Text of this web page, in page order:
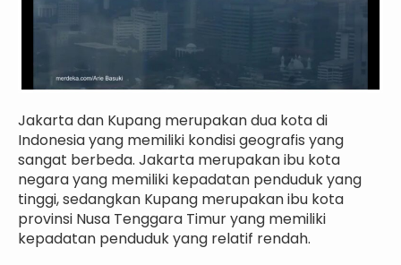
Jakarta dan Kupang merupakan dua kota di
Indonesia yang memiliki kondisi geografis yang
sangat berbeda. Jakarta merupakan ibu kota
negara yang memiliki kepadatan penduduk yang
tinggi, sedangkan Kupang merupakan ibu kota
provinsi Nusa Tenggara Timur yang memiliki
kepadatan penduduk yang relatif rendah.